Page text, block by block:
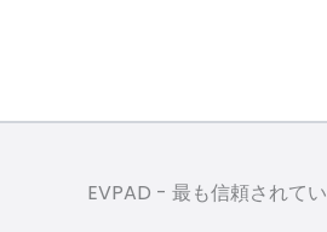
EVPAD - 最も信頼されて